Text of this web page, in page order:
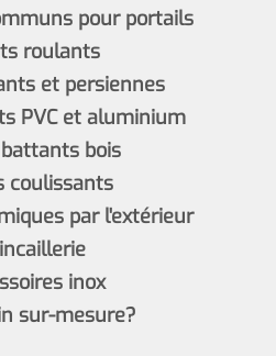
pour portails
roulants
et persiennes
PVC et aluminium
bois
coulissants
par l'extérieur
inox
sur-mesure?